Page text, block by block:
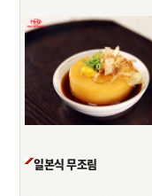
일본식 무조림